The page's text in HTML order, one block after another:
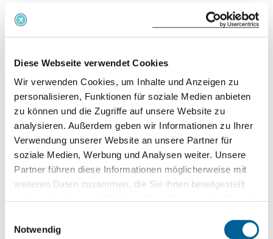
Diese Webseite verwendet Cookies
Wir verwenden Cookies, um Inhalte und Anzeigen zu
personalisieren, Funktionen für soziale Medien anbieten
zu können und die Zugriffe auf unsere Website zu
analysieren. Außerdem geben wir Informationen zu Ihrer
Verwendung unserer Website an unsere Partner für
soziale Medien, Werbung und Analysen weiter. Unsere
Partner führen diese Informationen möglicherweise mit
weiteren Daten zusammen, die Sie ihnen bereitgestellt
Notwendig
LO 342
Warsaw
Jetzt kostenlos prüfen
LO 2304